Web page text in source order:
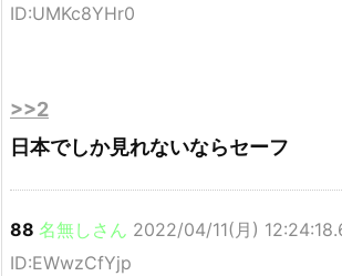
ID:UMKc8YHr0
>>2
日本でしか見れないならセーフ
88 名無しさん 2022/04/11(月)
ID:EWwzCfYjp